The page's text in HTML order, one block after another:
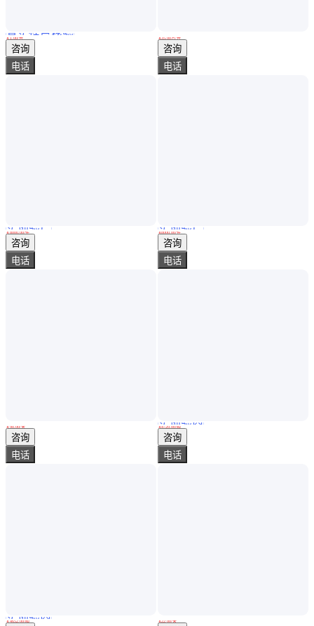
78 RITA 热膨胀变形/相变测试仪 适用TTT CHT和CCT曲线的测定
真实性已核验
￥ 1 .00/台
上海
咨询
电话
液体电子密度计 缩进式安装 开阔的罐体容器 实时监测 多规格选择
实地验厂
￥8000.00/件
山东济宁
咨询
电话
￥90.00/米
浙江绍兴
咨询
电话
鑫泽金属 生产货期短 不腐蚀 耐用 Q235热轧方钢
实地验商
￥4652.00/吨
山东泰安
￥35 .00万/台
北京
咨询
电话
插入式在线密度计 缩进式安装 工业乙醇测量 耐冲击 多规格选择
实地验厂
￥8000 .00/件
山东济宁
咨询
电话
材质齐全 Q355热轧扁钢 直线度好 1614 现货库存
实地验商
￥4720 .00/吨
山西太原
咨询
电话
￥22.00/米
安徽